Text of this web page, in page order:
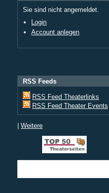
Sie sind nicht angemeldet.
Login
Account anlegen
RSS Feeds
RSS Feed Theaterlinks
RSS Feed Theater Events
| Weitere